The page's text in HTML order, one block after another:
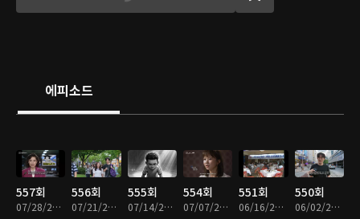
에피소드
557회
07/28/2026 • 49분
556회
07/21/2026 • 47분
555회
07/14/2026 • 49분
554회
07/07/2026 • 49분
551회
06/16/2026 • 49분
550회
06/02/2026 • 48분